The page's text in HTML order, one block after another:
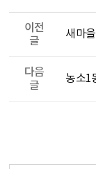
이전
글
새마
다음
글
농소1